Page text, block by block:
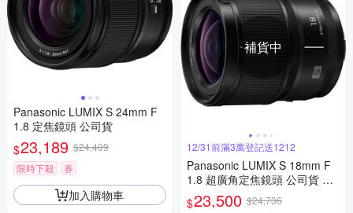
Panasonic LUMIX S 24mm F
1.8 定焦鏡頭 公司貨
$23,189 $24,409
限時下殺
券
加入購物車
補貨中
12/31前滿3萬登記送1212
Panasonic LUMIX S 18mm F
1.8 超廣角定焦鏡頭 公司貨 S-
S18
$23,500 $24,736